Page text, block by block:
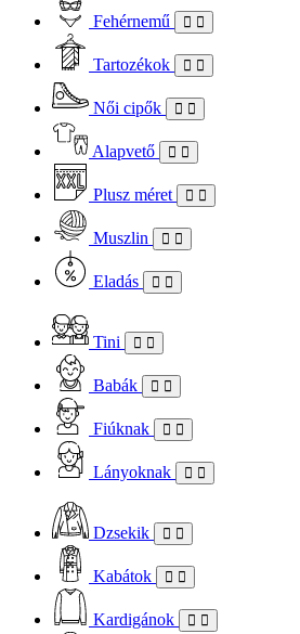
Fehérnemű
Tartozékok
Női cipők
Alapvető
Plusz méret
Muszlin
Eladás
Tini
Babák
Fiúknak
Lányoknak
Dzsekik
Kabátok
Kardigánok